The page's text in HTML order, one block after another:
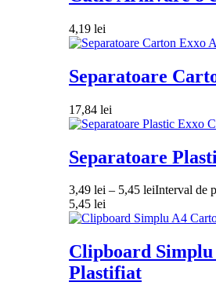
4,19 lei
Separatoare
17,84 lei
Separatoare
3,49 lei – 5,45 leiInterval de
5,45 lei
Clipboard
Plastifiat